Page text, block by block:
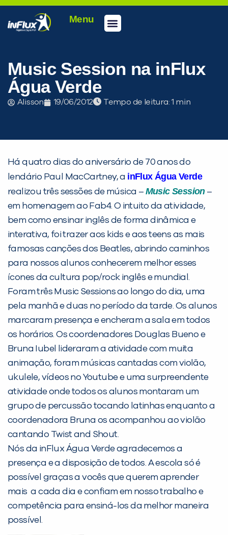
Menu
Music Session na inFlux
Água Verde
Alisson 19/06/2012 Tempo de leitura:
Há quatro dias do aniversário de 70 anos do
lendário Paul MacCartney, a inFlux Água Verde
realizou três sessões de música – Music Session–
em homenagem ao Fab4. O intuito da atividade,
bem como ensinar inglês de forma dinâmica e
interativa, foi trazer aos kids e aos teens as mais
famosas canções dos Beatles, abrindo caminhos
para nossos alunos conhecerem melhor esses
ícones da cultura pop/rock inglês e mundial.
Foram três Music Sessions ao longo do dia, uma
pela manhã e duas no período da tarde. Os alunos
marcaram presença e encheram a sala em todos
os horários. Os coordenadores Douglas Bueno e
Bruna Iubel lideraram a atividade com muita
animação, foram músicas cantadas com violão,
ukulele, vídeos no Youtube e uma surpreendente
atividade onde todos os alunos montaram um
grupo de percussão tocando latinhas enquanto a
coordenadora Bruna os acompanhou ao violão
cantando Twist and Shout.
Nós da inFlux Água Verde agradecemos a
presença e a disposição de todos. A escola só é
possível graças a vocês que querem aprender
mais a cada dia e confiam em nosso trabalho e
competência para ensiná-los da melhor maneira
possível.
PEÇA UMA DEMONSTRAÇÃO DE MÉTODO
Desculpe!
Não encontramos nenhuma unidade
inFlux nesta cidade ou bairro que
você digitou.
Preencha com seus dados abaixo e
já vamos te colocar em contato
com a: